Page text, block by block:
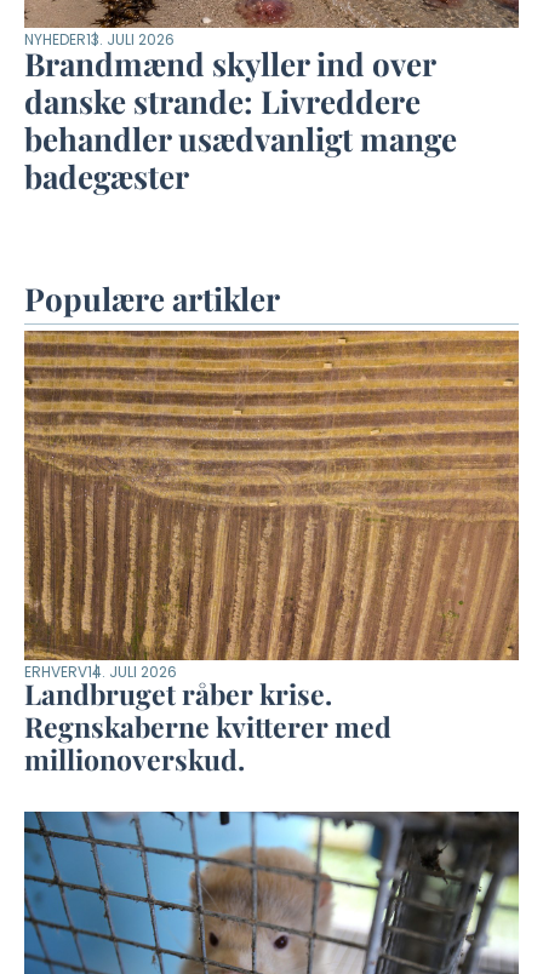
NYHEDER13. JULI 2026
Brandmænd skyller ind over
danske strande: Livreddere
behandler usædvanligt mange
badegæster
Populære artikler
ERHVERV14. JULI 2026
Landbruget råber krise.
Regnskaberne kvitterer med
millionoverskud.